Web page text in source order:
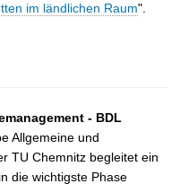
im ländlichen Raum".
- BDL
Allgemeine und
TU Chemnitz begleitet ein
die wichtigste Phase